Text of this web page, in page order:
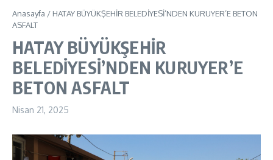
Anasayfa / HATAY BÜYÜKŞEHİR BELEDİYESİ’NDEN KURUYER’E BETON
ASFALT
HATAY BÜYÜKŞEHİR
BELEDİYESİ’NDEN KURUYER’E
BETON ASFALT
Nisan 21, 2025